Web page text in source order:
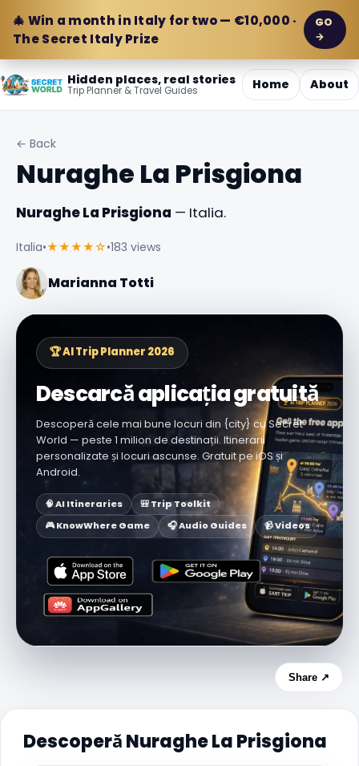
🎄 Win a month in Italy for two — €10,000 ·
The Secret Italy Prize
GO
→
Hidden places, real stories
Trip Planner & Travel Guides Home About
← Back
Nuraghe La Prisgiona
Nuraghe La Prisgiona — Italia.
Italia•★★★★☆•183 views
Marianna Totti
🏆 AI Trip Planner 2026
Descarcă aplicația gratuită
Descoperă cele mai bune locuri din {city} cu Secret
World — peste 1 milion de destinații. Itinerarii
personalizate și locuri ascunse. Gratuit pe iOS și
Android.
🧠 AI Itineraries
🎒 Trip Toolkit
🎮 KnowWhere Game
🎧 Audio Guides 📹 Videos
Share ↗
Descoperă Nuraghe La Prisgiona